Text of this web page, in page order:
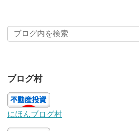
ブログ村
にほんブログ村